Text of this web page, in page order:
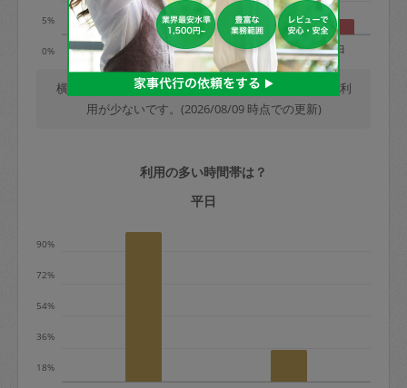
土曜日8時〜実施時間＝依頼金額の100%
＋交通費全額
依頼者不在による当日キャンセル＝依頼
金額の100%＋交通費全額
定期契約をキャンセルする場合、毎週定
期は月2回まで隔週定期は月1回までキャ
0%
5%
月 水 木 金 土 日
横浜市では、毎週木曜日の利用が最も多く、日曜日の利
用が少ないです。(2026/08/09 時点での更新)
利用の多い時間帯は？
平日
18%
36%
54%
72%
90%